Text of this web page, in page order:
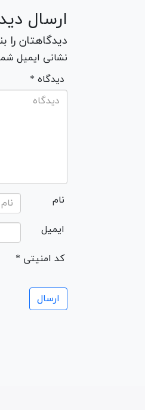
ارسال
دیدگاهتان را
نشانی ایمیل
* دیدگاه
نام
ایمیل
* کد امنیتی